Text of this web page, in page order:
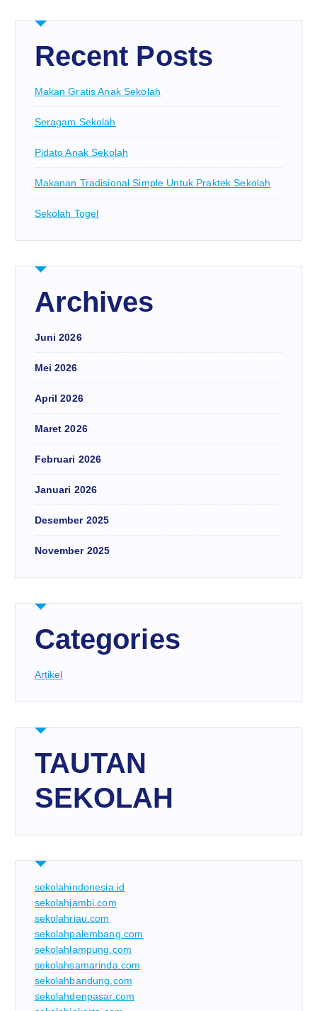
Recent Posts
Makan Gratis Anak Sekolah
Seragam Sekolah
Pidato Anak Sekolah
Makanan Tradisional Simple Untuk Praktek Sekolah
Sekolah Togel
Archives
Juni 2026
Mei 2026
April 2026
Maret 2026
Februari 2026
Januari 2026
Desember 2025
November 2025
Categories
Artikel
TAUTAN
SEKOLAH
sekolahindonesia.id
sekolahjambi.com
sekolahriau.com
sekolahpalembang.com
sekolahlampung.com
sekolahsamarinda.com
sekolahbandung.com
sekolahdenpasar.com